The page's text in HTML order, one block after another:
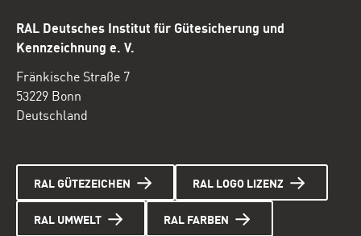
RAL Deutsches Institut für Gütesicherung und
Kennzeichnung e. V.
Fränkische Straße 7
53229 Bonn
Deutschland
RAL GÜTEZEICHEN RAL LOGO LIZENZ
RAL UMWELT RAL FARBEN